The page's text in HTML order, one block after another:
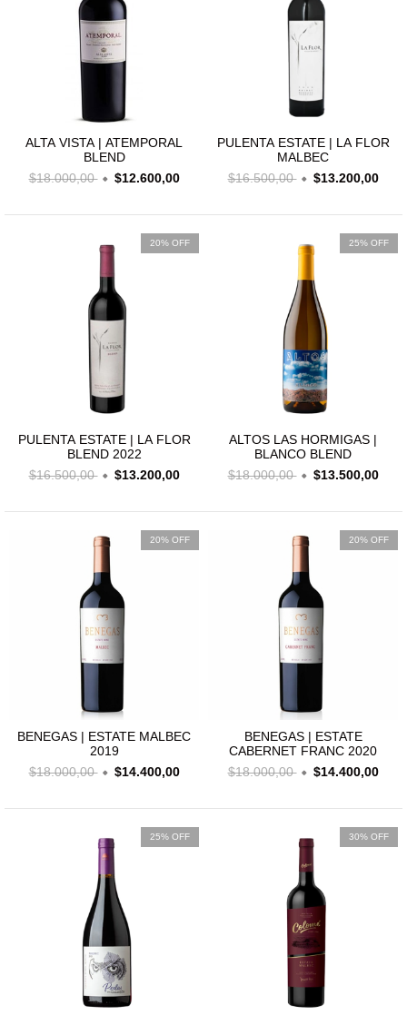
ALTA VISTA | ATEMPORAL
BLEND
$18.000,00
$12.600,00
PULENTA ESTATE | LA FLOR
MALBEC
$16.500,00
$13.200,00
20% OFF
PULENTA ESTATE | LA FLOR
BLEND 2022
$16.500,00
$13.200,00
25% OFF
ALTOS LAS HORMIGAS |
BLANCO BLEND
$18.000,00
$13.500,00
20% OFF
BENEGAS | ESTATE MALBEC
2019
$18.000,00
$14.400,00
20% OFF
BENEGAS | ESTATE
CABERNET FRANC 2020
$18.000,00
$14.400,00
25% OFF 30% OFF